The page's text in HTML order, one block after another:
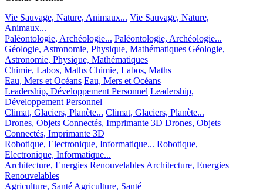
Vie Sauvage, Nature, Animaux... Vie Sauvage, Nature,
Animaux...
Paléontologie, Archéologie... Paléontologie, Archéologie...
Géologie, Astronomie, Physique, Mathématiques Géologie,
Astronomie, Physique, Mathématiques
Chimie, Labos, Maths Chimie, Labos, Maths
Eau, Mers et Océans Eau, Mers et Océans
Leadership, Développement Personnel Leadership,
Développement Personnel
Climat, Glaciers, Planète... Climat, Glaciers, Planète...
Drones, Objets Connectés, Imprimante 3D Drones, Objets
Connectés, Imprimante 3D
Robotique, Electronique, Informatique... Robotique,
Electronique, Informatique...
Architecture, Energies RenouvelablesArchitecture, Energies
Renouvelables
Agriculture, SantéAgriculture, Santé